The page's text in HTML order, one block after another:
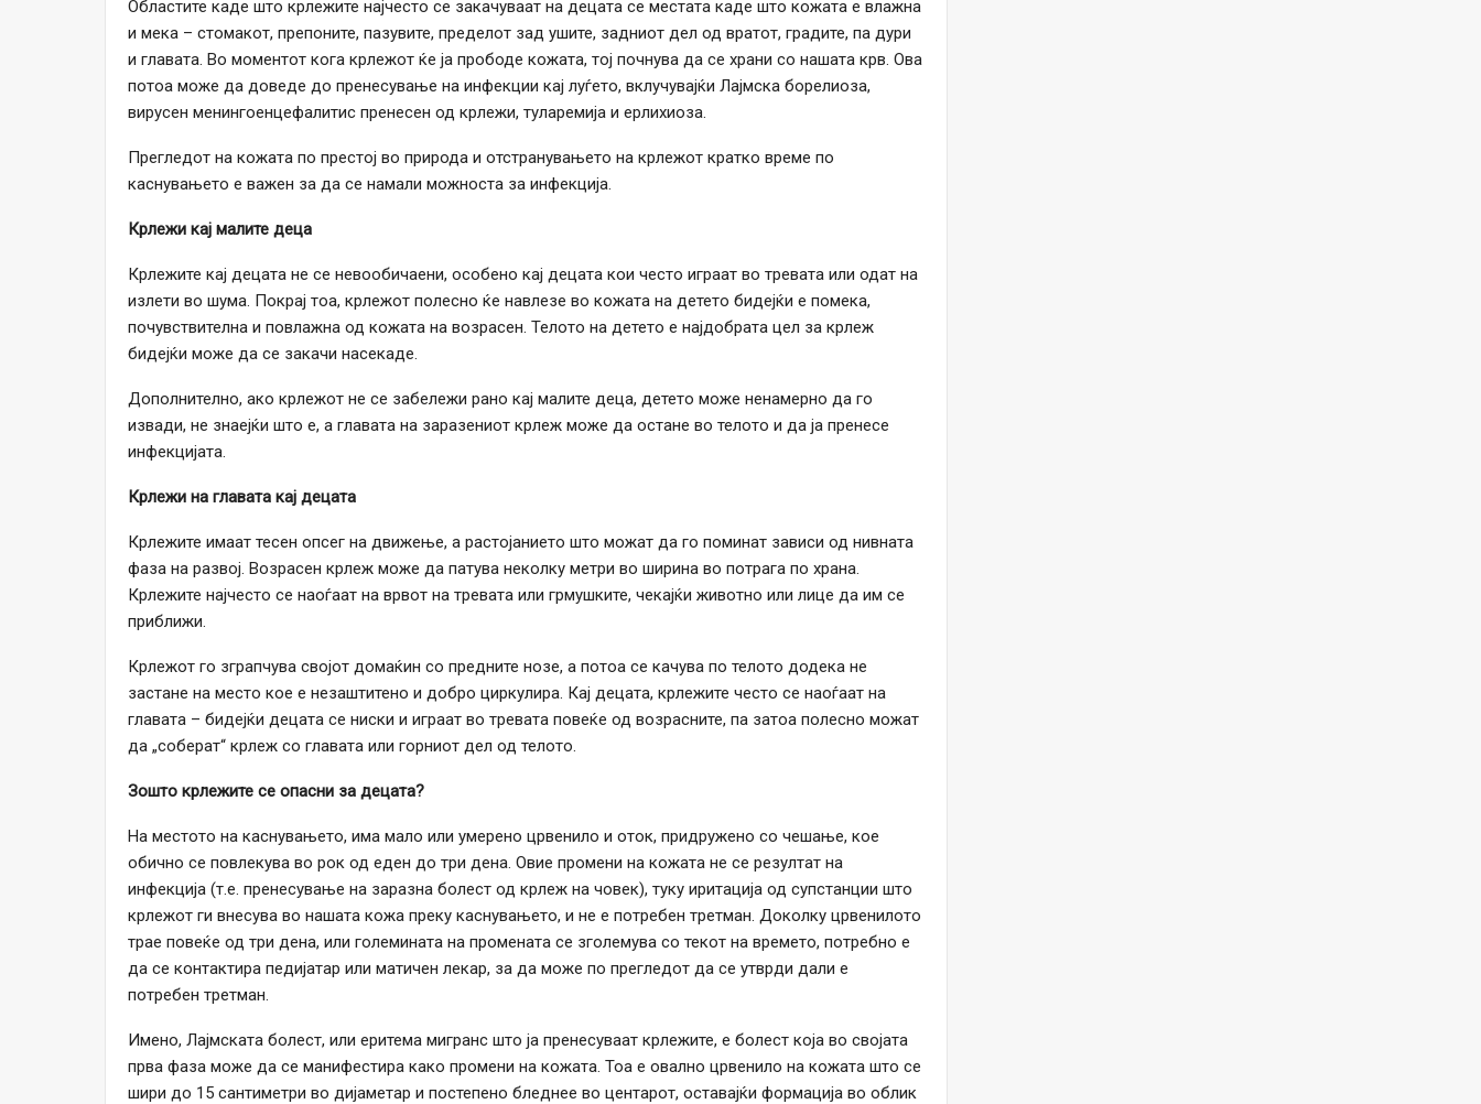
Областите каде што крлежите најчесто се закачуваат на децата се местата каде што кожата е влажна
и мека – стомакот, препоните, пазувите, пределот зад ушите, задниот дел од вратот, градите, па дури
и главата. Во моментот кога крлежот ќе ја прободе кожата, тој почнува да се храни со нашата крв. Ова
потоа може да доведе до пренесување на инфекции кај луѓето, вклучувајќи Лајмска борелиоза,
вирусен менингоенцефалитис пренесен од крлежи, туларемија и ерлихиоза.
Прегледот на кожата по престој во природа и отстранувањето на крлежот кратко време по
каснувањето е важен за да се намали можноста за инфекција.
Крлежи кај малите деца
Крлежите кај децата не се невообичаени, особено кај децата кои често играат во тревата или одат на
излети во шума. Покрај тоа, крлежот полесно ќе навлезе во кожата на детето бидејќи е помека,
почувствителна и повлажна од кожата на возрасен. Телото на детето е најдобрата цел за крлеж
бидејќи може да се закачи насекаде.
Дополнително, ако крлежот не се забележи рано кај малите деца, детето може ненамерно да го
извади, не знаејќи што е, а главата на заразениот крлеж може да остане во телото и да ја пренесе
инфекцијата.
Крлежи на главата кај децата
Крлежите имаат тесен опсег на движење, а растојанието што можат да го поминат зависи од нивната
фаза на развој. Возрасен крлеж може да патува неколку метри во ширина во потрага по храна.
Крлежите најчесто се наоѓаат на врвот на тревата или грмушките, чекајќи животно или лице да им се
приближи.
Крлежот го зграпчува својот домаќин со предните нозе, а потоа се качува по телото додека не
застане на место кое е незаштитено и добро циркулира. Кај децата, крлежите често се наоѓаат на
главата – бидејќи децата се ниски и играат во тревата повеќе од возрасните, па затоа полесно можат
да „соберат“ крлеж со главата или горниот дел од телото.
Зошто крлежите се опасни за децата?
На местото на каснувањето, има мало или умерено црвенило и оток, придружено со чешање, кое
обично се повлекува во рок од еден до три дена. Овие промени на кожата не се резултат на
инфекција (т.е. пренесување на заразна болест од крлеж на човек), туку иритација од супстанции што
крлежот ги внесува во нашата кожа преку каснувањето, и не е потребен третман. Доколку црвенилото
трае повеќе од три дена, или големината на промената се зголемува со текот на времето, потребно е
да се контактира педијатар или матичен лекар, за да може по прегледот да се утврди дали е
потребен третман.
Имено, Лајмската болест, или еритема мигранс што ја пренесуваат крлежите, е болест која во својата
прва фаза може да се манифестира како промени на кожата. Тоа е овално црвенило на кожата што се
шири до 15 сантиметри во дијаметар и постепено бледнее во центарот, оставајќи формација во облик